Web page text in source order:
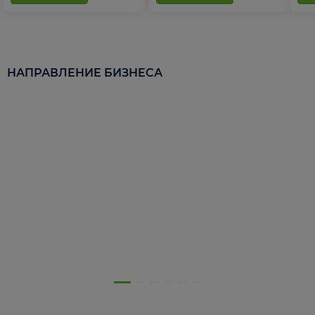
НАПРАВЛЕНИЕ БИЗНЕСА